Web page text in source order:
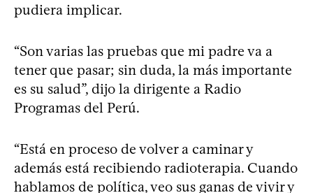
pudiera implicar.
“Son varias las pruebas que mi padre va a
tener que pasar; sin duda, la más importante
es su salud”, dijo la dirigente a Radio
Programas del Perú.
“Está en proceso de volver a caminar y
además está recibiendo radioterapia. Cuando
hablamos de política, veo sus ganas de vivir y